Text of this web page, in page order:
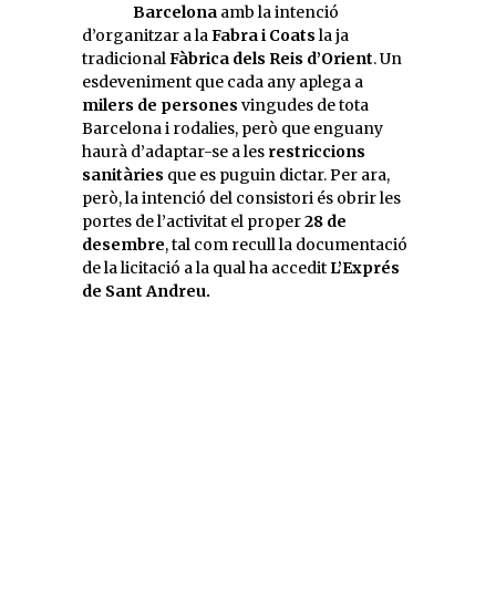
Barcelona amb la intenció
d’organitzar a laFabra i Coatsla ja
tradicionalFàbrica dels Reis d’Orient. Un
esdeveniment que cada any aplega a
milers de persones vingudes de tota
Barcelona i rodalies, però que enguany
haurà d’adaptar-se a les restriccions
sanitàries que es puguin dictar. Per ara,
però, la intenció del consistori és obrir les
portes de l’activitat el proper28 de
desembre, tal com recull la documentació
de la licitació a la qual ha accedit L’Exprés
de Sant Andreu.